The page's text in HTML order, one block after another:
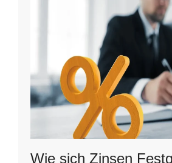
Wie sich Zinsen